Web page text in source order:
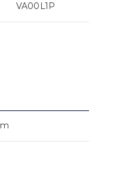
VA00L1P